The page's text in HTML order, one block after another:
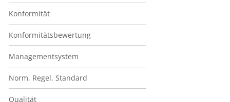
Konformität
Konformitätsbewertung
Managementsystem
Norm, Regel, Standard
Qualität